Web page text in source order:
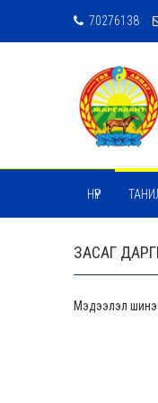
70276138
НҮҮР
ЗАСАГ
Мэдээлэл